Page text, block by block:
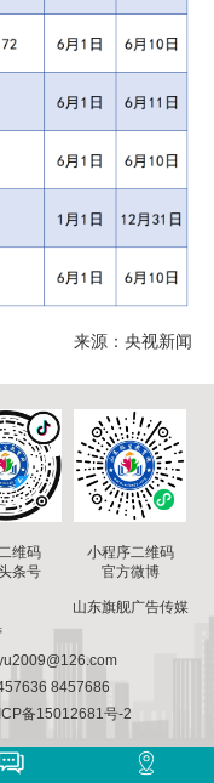
来源：央视新闻
维码
条号
小程序二维码
官方微博
山东旗舰广告传媒
8457686
备15012681号-2